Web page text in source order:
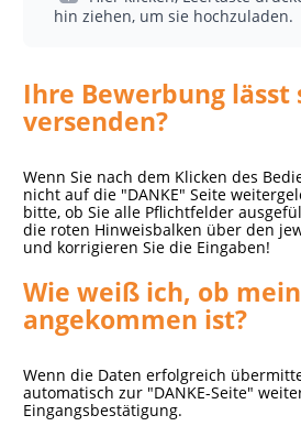
hin ziehen, um sie hochzuladen.
Ihre Bewerbung lässt
versenden?
Wenn Sie nach dem Klicken des
nicht auf die "DANKE" Seite
bitte, ob Sie alle Pflichtfelder
die roten Hinweisbalken über den
und korrigieren Sie die Eingaben!
Wie weiß ich, ob
angekommen ist?
Wenn die Daten erfolgreich
automatisch zur "DANKE-Seite"
Eingangsbestätigung.